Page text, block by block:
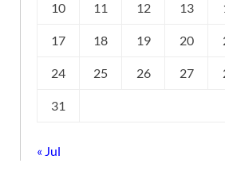
10 11 12 13
17 18 19 20
24 25 26 27
31
« Jul